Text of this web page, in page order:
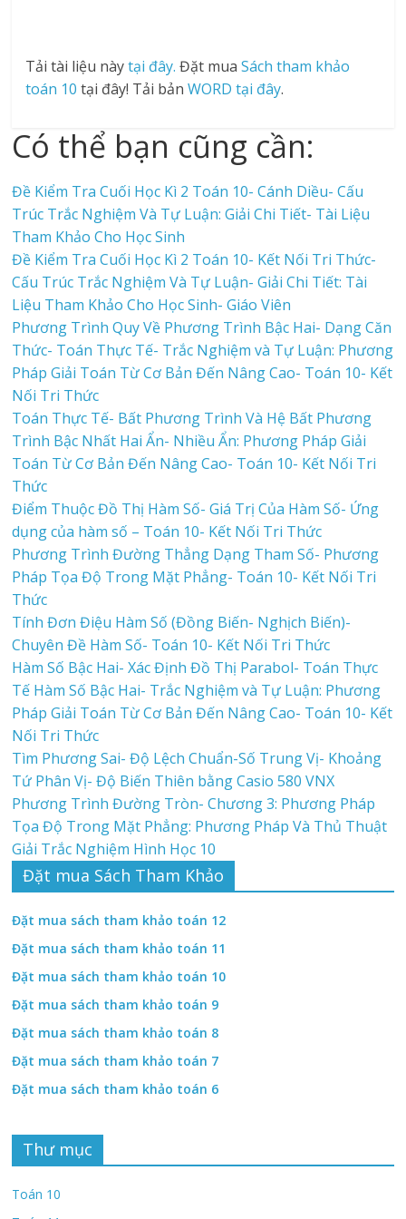
Tải tài liệu nàytại đây. Đặt muaSách tham khảo
toán 10 tại đây! Tải bảnWORD tại đây.
Có thể bạn cũng cần:
Đề Kiểm Tra Cuối Học Kì 2 Toán 10- Cánh Diều- Cấu
Trúc Trắc Nghiệm Và Tự Luận: Giải Chi Tiết- Tài Liệu
Tham Khảo Cho Học Sinh
Đề Kiểm Tra Cuối Học Kì 2 Toán 10- Kết Nối Tri Thức-
Cấu Trúc Trắc Nghiệm Và Tự Luận- Giải Chi Tiết: Tài
Liệu Tham Khảo Cho Học Sinh- Giáo Viên
Phương Trình Quy Về Phương Trình Bậc Hai- Dạng Căn
Thức- Toán Thực Tế- Trắc Nghiệm và Tự Luận: Phương
Pháp Giải Toán Từ Cơ Bản Đến Nâng Cao- Toán 10- Kết
Nối Tri Thức
Toán Thực Tế- Bất Phương Trình Và Hệ Bất Phương
Trình Bậc Nhất Hai Ẩn- Nhiều Ẩn: Phương Pháp Giải
Toán Từ Cơ Bản Đến Nâng Cao- Toán 10- Kết Nối Tri
Thức
Điểm Thuộc Đồ Thị Hàm Số- Giá Trị Của Hàm Số- Ứng
dụng của hàm số – Toán 10- Kết Nối Tri Thức
Phương Trình Đường Thẳng Dạng Tham Số- Phương
Pháp Tọa Độ Trong Mặt Phẳng- Toán 10- Kết Nối Tri
Thức
Tính Đơn Điệu Hàm Số (Đồng Biến- Nghịch Biến)-
Chuyên Đề Hàm Số- Toán 10- Kết Nối Tri Thức
Hàm Số Bậc Hai- Xác Định Đồ Thị Parabol- Toán Thực
Tế Hàm Số Bậc Hai- Trắc Nghiệm và Tự Luận: Phương
Pháp Giải Toán Từ Cơ Bản Đến Nâng Cao- Toán 10- Kết
Nối Tri Thức
Tìm Phương Sai- Độ Lệch Chuẩn-Số Trung Vị- Khoảng
Tứ Phân Vị- Độ Biến Thiên bằng Casio 580 VNX
Phương Trình Đường Tròn- Chương 3: Phương Pháp
Tọa Độ Trong Mặt Phẳng: Phương Pháp Và Thủ Thuật
Giải Trắc Nghiệm Hình Học 10
Đặt mua Sách Tham Khảo
Đặt mua sách tham khảo toán 12
Đặt mua sách tham khảo toán 11
Đặt mua sách tham khảo toán 10
Đặt mua sách tham khảo toán 9
Đặt mua sách tham khảo toán 8
Đặt mua sách tham khảo toán 7
Đặt mua sách tham khảo toán 6
Thư mục
Toán 10